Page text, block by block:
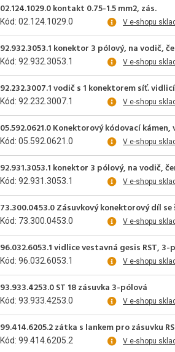
02.124.1029.0 kontakt 0.75-1.5 mm2, zás.
Kód: 02.124.1029.0 V e-shopu
92.932.3053.1 konektor 3 pólový, na vodič,
Kód: 92.932.3053.1 V e-shopu
92.232.3007.1 vodič s 1 konektorem síť.
Kód: 92.232.3007.1 V e-shopu
05.592.0621.0 Konektorový kódovací kámen,
Kód: 05.592.0621.0 V e-shopu
92.931.3053.1 konektor 3 pólový, na vodič,
Kód: 92.931.3053.1 V e-shopu
73.300.0453.0 Zásuvkový konektorový díl
Kód: 73.300.0453.0 V e-shopu
96.032.6053.1 vidlice vestavná gesis RST,
Kód: 96.032.6053.1 V e-shopu
93.933.4253.0 ST 18 zásuvka 3-pólová
Kód: 93.933.4253.0 V e-shopu
99.414.6205.2 zátka s lankem pro zásuvku
Kód: 99.414.6205.2 V e-shopu